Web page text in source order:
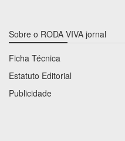
Sobre o RODA VIVA jornal
Ficha Técnica
Estatuto Editorial
Publicidade